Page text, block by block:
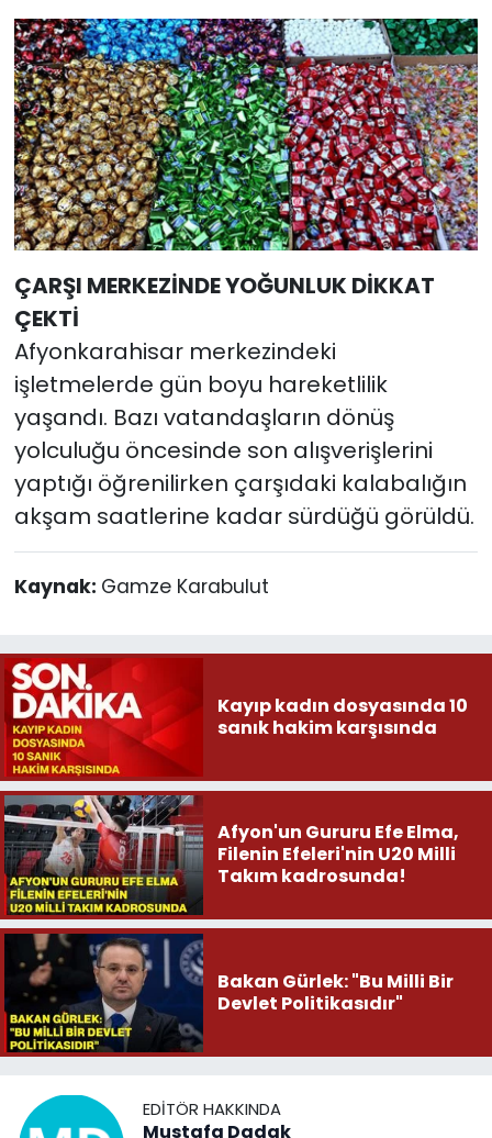
ÇARŞI MERKEZİNDE YOĞUNLUK DİKKAT
ÇEKTİ
Afyonkarahisar merkezindeki
işletmelerde gün boyu hareketlilik
yaşandı. Bazı vatandaşların dönüş
yolculuğu öncesinde son alışverişlerini
yaptığı öğrenilirken çarşıdaki kalabalığın
akşam saatlerine kadar sürdüğü görüldü.
Kaynak: Gamze Karabulut
Kayıp kadın dosyasında 10
sanık hakim karşısında
Afyon'un Gururu Efe Elma,
Filenin Efeleri'nin U20 Milli
Takım kadrosunda!
Bakan Gürlek: "Bu Milli Bir
Devlet Politikasıdır"
EDITÖR HAKKINDA
Mustafa Dadak